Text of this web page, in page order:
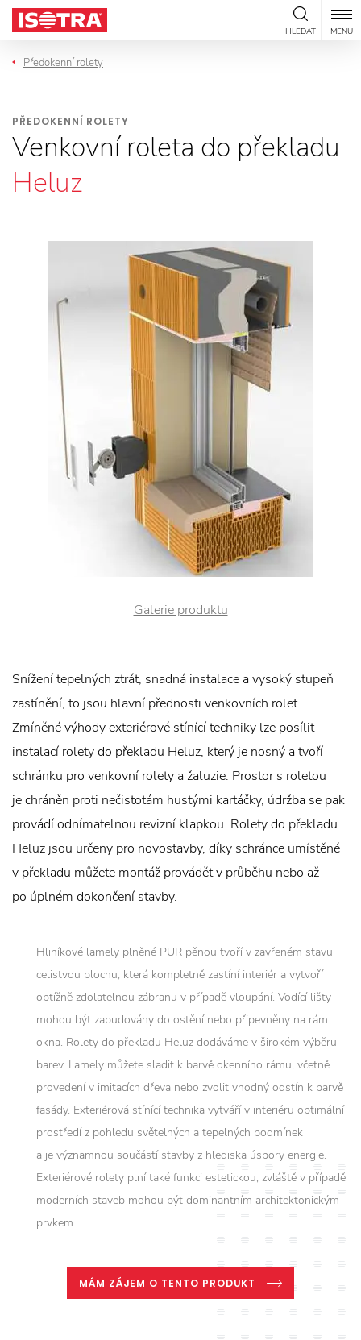
Přeskočit na obsah
HLEDAT MENU
Předokenní rolety
PŘEDOKENNÍ ROLETY
Venkovní roleta do překladu
Heluz
Galerie produktu
Snížení tepelných ztrát, snadná instalace a vysoký stupeň
zastínění, to jsou hlavní přednosti venkovních rolet.
Zmíněné výhody exteriérové stínící techniky lze posílit
instalací rolety do překladu Heluz, který je nosný a tvoří
schránku pro venkovní rolety a žaluzie. Prostor s roletou
je chráněn proti nečistotám hustými kartáčky, údržba se pak
provádí odnímatelnou revizní klapkou. Rolety do překladu
Heluz jsou určeny pro novostavby, díky schránce umístěné
v překladu můžete montáž provádět v průběhu nebo až
po úplném dokončení stavby.
Hliníkové lamely plněné PUR pěnou tvoří v zavřeném stavu
celistvou plochu, která kompletně zastíní interiér a vytvoří
obtížně zdolatelnou zábranu v případě vloupání. Vodící lišty
mohou být zabudovány do ostění nebo připevněny na rám
okna. Rolety do překladu Heluz dodáváme v širokém výběru
barev. Lamely můžete sladit k barvě okenního rámu, včetně
provedení v imitacích dřeva nebo zvolit vhodný odstín k barvě
fasády. Exteriérová stínící technika vytváří v interiéru optimální
prostředí z pohledu světelných a tepelných podmínek
a je významnou součástí stavby z hlediska úspory energie.
Exteriérové rolety plní také funkci estetickou, zvláště v případě
moderních staveb mohou být dominantním architektonickým
prvkem.
MÁM ZÁJEM O TENTO PRODUKT